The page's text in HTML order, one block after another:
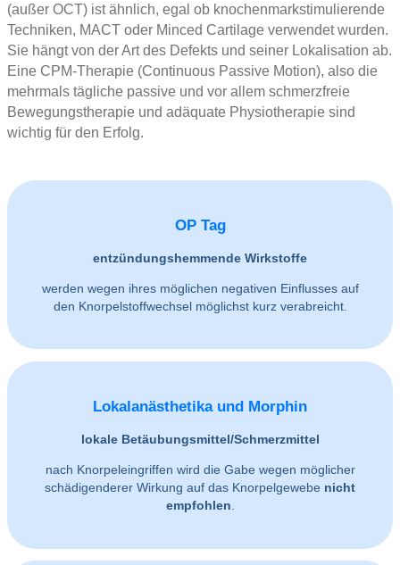
(außer OCT) ist ähnlich, egal ob knochenmarkstimulierende
Techniken, MACT oder Minced Cartilage verwendet wurden.
Sie hängt von der Art des Defekts und seiner Lokalisation ab.
Eine CPM-Therapie (Continuous Passive Motion), also die
mehrmals tägliche passive und vor allem schmerzfreie
Bewegungstherapie und adäquate Physiotherapie sind
wichtig für den Erfolg.
OP Tag
entzündungshemmende Wirkstoffe
werden wegen ihres möglichen negativen Einflusses auf
den Knorpelstoffwechsel möglichst kurz verabreicht.
Lokalanästhetika und Morphin
lokale Betäubungsmittel/Schmerzmittel
nach Knorpeleingriffen wird die Gabe wegen möglicher
schädigenderer Wirkung auf das Knorpelgewebe nicht
empfohlen